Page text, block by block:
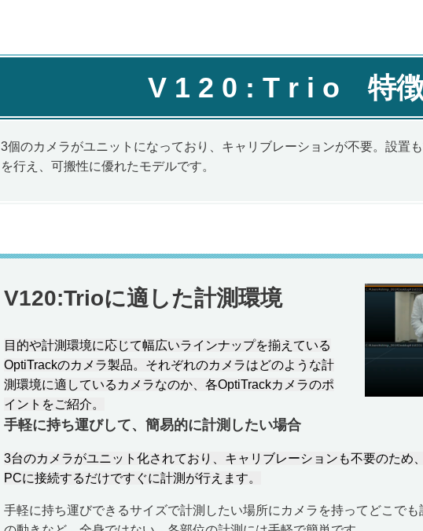
V 1 2 0 : T r i o 特
3個のカメラがユニットになっており、キャリブレーションが不要。設置
を行え、可搬性に優れたモデルです。
V120:Trioに適した計測環境
目的や計測環境に応じて幅広いラインナップを揃えている
OptiTrackのカメラ製品。 それぞれのカメラはどのような計
測環境に適しているカメラなのか、各OptiTrackカメラのポ
イントをご紹介。
手軽に持ち運びして、簡易的に計測したい場合
3台のカメラがユニット化されており、キャリブレーションも不要のため
PCに接続するだけですぐに計測が行えます。
手軽に持ち運びできるサイズで計測したい場所にカメラを持ってどこで